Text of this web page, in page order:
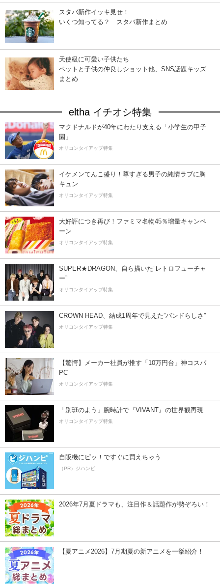
スタバ新作イッキ見せ！
いくつ知ってる？ スタバ新作まとめ
天使級に可愛い子供たち
ペットと子供の仲良しショット他、SNS話題キッズ
まとめ
eltha イチオシ特集
マクドナルドが40年にわたり支える「小学生の甲子
園」
オリコンタイアップ特集
イケメンてんこ盛り！尊すぎる男子の純情ラブに胸
キュン
オリコンタイアップ特集
大好評につき再び！ファミマ名物45％増量キャンペ
ーン
オリコンタイアップ特集
SUPER★DRAGON、自ら描いた”レトロフューチャ
ー”
オリコンタイアップ特集
CROWN HEAD、結成1周年で見えた”バンドらしさ”
オリコンタイアップ特集
【驚愕】メーカー社員が推す「10万円台」神コスパ
PC
オリコンタイアップ特集
「別班のよう」腕時計で『VIVANT』の世界観再現
オリコンタイアップ特集
自販機にピッ！ですぐに買えちゃう
（PR）ジハンピ
2026年7月夏ドラマも、注目作＆話題作が勢ぞろい！
【夏アニメ2026】7月期夏の新アニメを一挙紹介！